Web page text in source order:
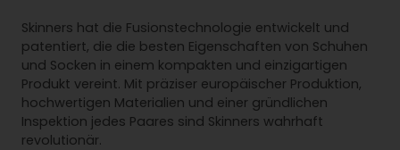
Skinners hat die Fusionstechnologie entwickelt und
patentiert, die die besten Eigenschaften von Schuhen
und Socken in einem kompakten und einzigartigen
Produkt vereint. Mit präziser europäischer Produktion,
hochwertigen Materialien und einer gründlichen
Inspektion jedes Paares sind Skinners wahrhaft
revolutionär.